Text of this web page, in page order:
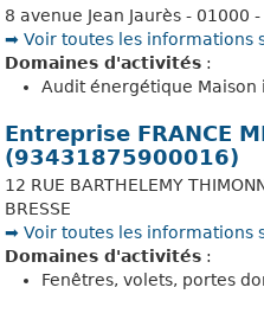
8 avenue Jean Jaurès - 01000 -
➡️ Voir toutes les informations
Domaines d'activités :
Audit énergétique Maison
Entreprise FRANCE
(93431875900016)
12 RUE BARTHELEMY
BRESSE
➡️ Voir toutes les informations
Domaines d'activités :
Fenêtres, volets, portes